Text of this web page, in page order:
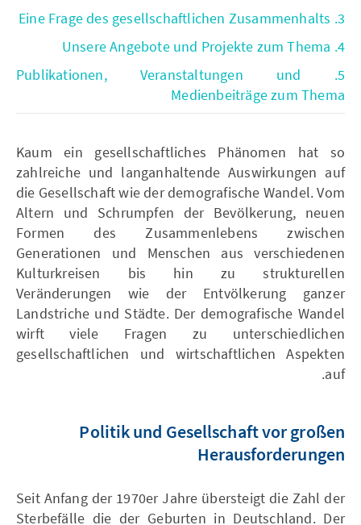
3. Eine Frage des gesellschaftlichen Zusammenhalts
4. Unsere Angebote und Projekte zum Thema
5. Publikationen, Veranstaltungen und
Medienbeiträge zum Thema
Kaum ein gesellschaftliches Phänomen hat so
zahlreiche und langanhaltende Auswirkungen auf
die Gesellschaft wie der demografische Wandel. Vom
Altern und Schrumpfen der Bevölkerung, neuen
Formen des Zusammenlebens zwischen
Generationen und Menschen aus verschiedenen
Kulturkreisen bis hin zu strukturellen
Veränderungen wie der Entvölkerung ganzer
Landstriche und Städte. Der demografische Wandel
wirft viele Fragen zu unterschiedlichen
gesellschaftlichen und wirtschaftlichen Aspekten
auf.
Politik und Gesellschaft vor großen
Herausforderungen
Seit Anfang der 1970er Jahre übersteigt die Zahl der
Sterbefälle die der Geburten in Deutschland. Der